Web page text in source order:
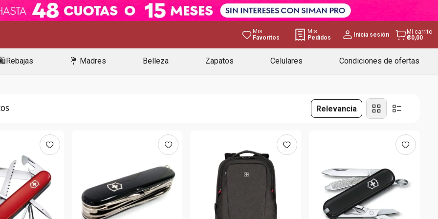
Mis
Favoritos
Mis
Pedidos
Inicia sesión
Mi carrito
₡0,00
💐 Madres Belleza Zapatos Celulares Condiciones de ofertas
Relevancia